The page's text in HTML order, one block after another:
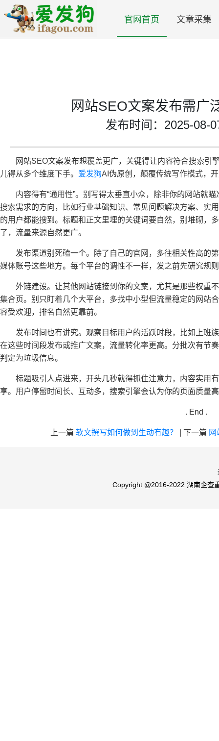
官网首页 文章采集
网站SEO文案发布需广
发布时间：2025-08-
网站SEO文案发布想覆盖更广，关键得让内容符合搜索引
儿得从多个维度下手。 爱发狗AI伪原创，颠覆传统写作模式，
内容得有“通用性”。别写得太垂直小众，除非你的网站就
搜索需求的方向，比如行业基础知识、常见问题解决方案、实
的用户都能搜到。标题和正文里埋的关键词要自然，别堆砌，
了，流量来源自然更广。
发布渠道别死磕一个。除了自己的官网，多往相关性高的
媒体账号这些地方。每个平台的调性不一样，发之前先研究规
外链建设。让其他网站链接到你的文案，尤其是那些权重
集合页。别只盯着几个大平台，多找中小型但流量稳定的网站
容受欢迎，排名自然更靠前。
发布时间也有讲究。观察目标用户的活跃时段，比如上班
在这些时间段发布或推广文案，流量转化率更高。分批次有节
判定为垃圾信息。
标题吸引人点进来，开头几秒就得抓住注意力，内容实用
享。用户停留时间长、互动多，搜索引擎会认为你的页面质量
. End .
上一篇 软文撰写如何做到生动有趣？ 下一篇
Copyright @2016-2022 湖南企查